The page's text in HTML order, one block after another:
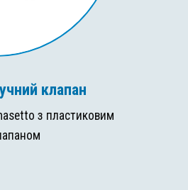
клапан
з пластиковим